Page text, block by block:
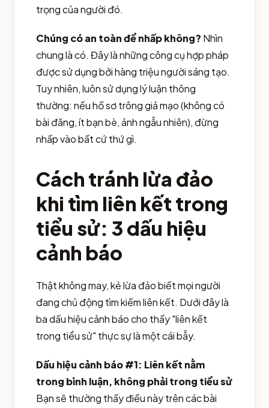
trọng của người đó.
Chúng có an toàn để nhấp không? Nhìn
chung là có. Đây là những công cụ hợp pháp
được sử dụng bởi hàng triệu người sáng tạo.
Tuy nhiên, luôn sử dụng lý luận thông
thường: nếu hồ sơ trông giả mạo (không có
bài đăng, ít bạn bè, ảnh ngẫu nhiên), đừng
nhấp vào bất cứ thứ gì.
Cách tránh lừa đảo
khi tìm liên kết trong
tiểu sử: 3 dấu hiệu
cảnh báo
Thật không may, kẻ lừa đảo biết mọi người
đang chủ động tìm kiếm liên kết. Dưới đây là
ba dấu hiệu cảnh báo cho thấy "liên kết
trong tiểu sử" thực sự là một cái bẫy.
Dấu hiệu cảnh báo #1: Liên kết nằm
trong bình luận, không phải trong tiểu sử
Bạn sẽ thường thấy điều này trên các bài